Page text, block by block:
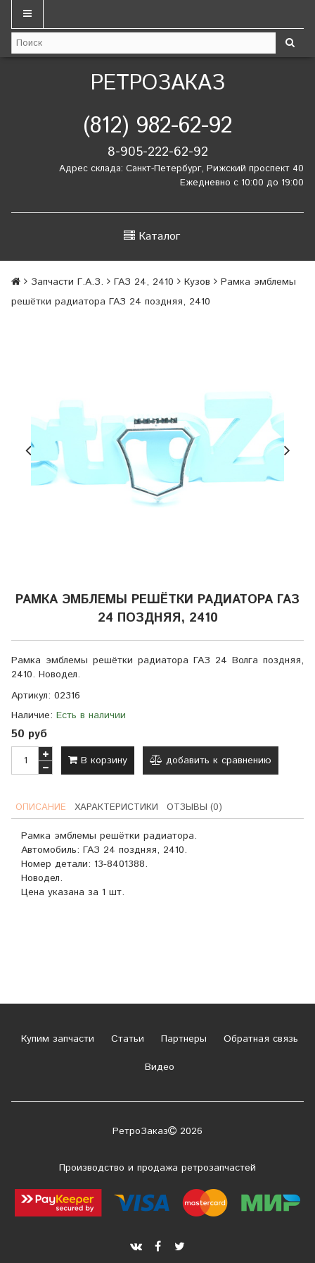
РЕТРОЗАКАЗ
(812) 982-62-92
8-905-222-62-92
Адрес склада: Санкт-Петербург, Рижский проспект 40
Ежедневно с 10:00 до 19:00
Каталог
Запчасти Г.А.З. ГАЗ 24, 2410 Кузов
Рамка эмблемы
решётки радиатора ГАЗ 24 поздняя, 2410
РАМКА ЭМБЛЕМЫ РЕШЁТКИ РАДИАТОРА ГАЗ
24 ПОЗДНЯЯ, 2410
Рамка эмблемы решётки радиатора ГАЗ 24 Волга поздняя,
2410. Новодел.
Артикул: 02316
Наличие: Есть в наличии
50 руб
В корзину добавить к сравнению
ОПИСАНИЕ ХАРАКТЕРИСТИКИ ОТЗЫВЫ (0)
Рамка эмблемы решётки радиатора.
Автомобиль: ГАЗ 24 поздняя, 2410.
Номер детали: 13-8401388.
Новодел.
Цена указана за 1 шт.
Купим запчасти Статьи Партнеры
Обратная связь
Видео
РетроЗаказ 2026
Производство и продажа ретрозапчастей